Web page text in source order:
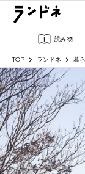
読み物
TOP ランドネ 暮